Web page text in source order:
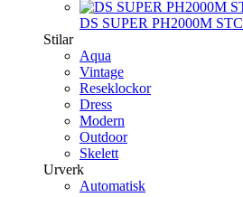
DS SUPER PH2000M STC
Stilar
Aqua
Vintage
Reseklockor
Dress
Modern
Outdoor
Skelett
Urverk
Automatisk